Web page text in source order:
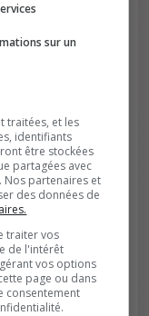
dans le
sur un
traitées, et les
identifiants
être stockées
partagées avec
Nos partenaires et
des données de
traiter vos
de l'intérêt
vos options
page ou dans
consentement